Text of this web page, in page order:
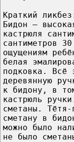
Краткий
Бидон –
кастрюля
сантиметров
ощущениям
белая
подковка. Всё
деревянную
к бидону, в
кастрюль
сметаны. Тётя-
сметану в
можно было
не было